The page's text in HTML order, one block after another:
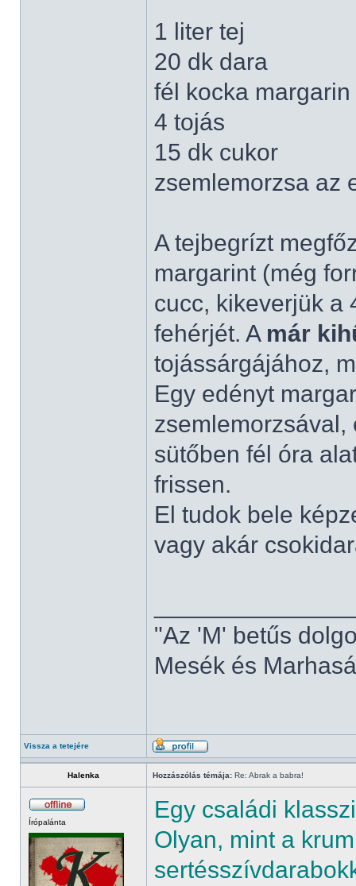
1 liter tej
20 dk dara
fél kocka margarin
4 tojás
15 dk cukor
zsemlemorzsa az
A tejbegrízt
margarint (még
cucc, kikeverjük a
fehérjét. A már
tojássárgájához,
Egy edényt
zsemlemorzsával,
sütőben fél óra
frissen.
El tudok bele
vagy akár
"Az 'M' betűs
Mesék és
Vissza a tetejére
Halenka Hozzászólás témája: Re: Abrak a babra!
Írópalánta
Egy családi
Olyan, mint a